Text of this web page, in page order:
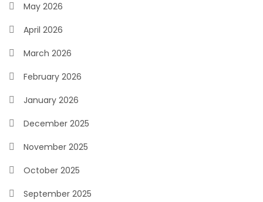
May 2026
April 2026
March 2026
February 2026
January 2026
December 2025
November 2025
October 2025
September 2025